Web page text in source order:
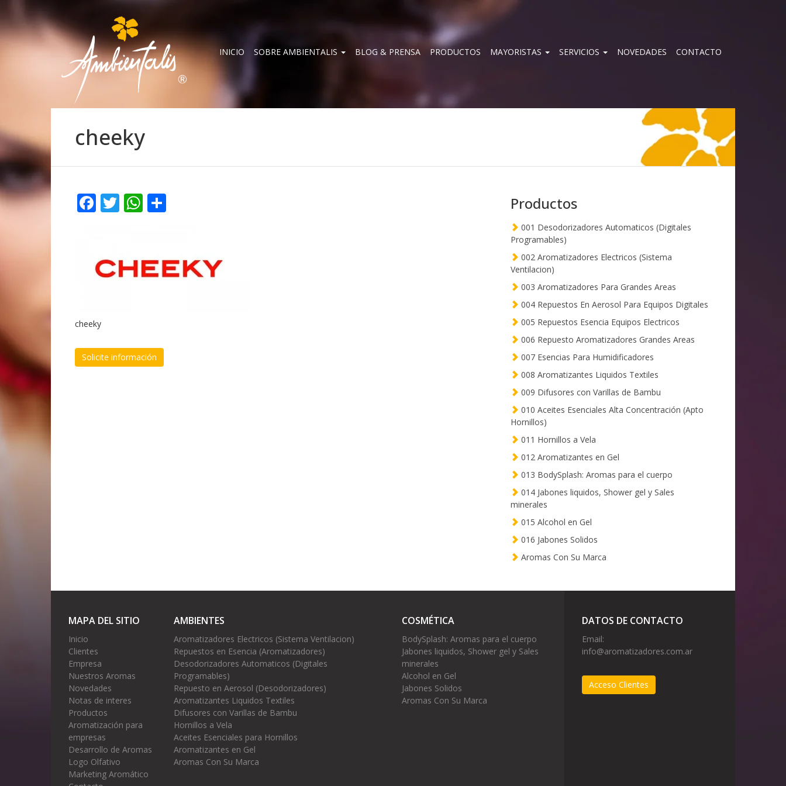
INICIO SOBRE AMBIENTALIS BLOG & PRENSA PRODUCTOS MAYORISTAS SERVICIOS NOVEDADES CONTACTO
cheeky
Facebook
TwitterWhatsApp
cheeky
Solicite información
Productos
001 Desodorizadores Automaticos (Digitales
Programables)
002 Aromatizadores Electricos (Sistema
Ventilacion)
003 Aromatizadores Para Grandes Areas
004 Repuestos En Aerosol Para Equipos Digitales
005 Repuestos Esencia Equipos Electricos
006 Repuesto Aromatizadores Grandes Areas
007 Esencias Para Humidificadores
008 Aromatizantes Liquidos Textiles
009 Difusores con Varillas de Bambu
010 Aceites Esenciales Alta Concentración (Apto
Hornillos)
011 Hornillos a Vela
012 Aromatizantes en Gel
013 BodySplash: Aromas para el cuerpo
014 Jabones liquidos, Shower gel y Sales
minerales
015 Alcohol en Gel
016 Jabones Solidos
Aromas Con Su Marca
MAPA DEL SITIO
Inicio
Clientes
Empresa
Nuestros Aromas
Novedades
Notas de interes
Productos
Aromatización para
empresas
Desarrollo de Aromas
Logo Olfativo
Marketing Aromático
AMBIENTES
Aromatizadores Electricos (Sistema Ventilacion)
Repuestos en Esencia (Aromatizadores)
Desodorizadores Automaticos (Digitales
Programables)
Repuesto en Aerosol (Desodorizadores)
Aromatizantes Liquidos Textiles
Difusores con Varillas de Bambu
Hornillos a Vela
Aceites Esenciales para Hornillos
Aromatizantes en Gel
Aromas Con Su Marca
COSMÉTICA
BodySplash: Aromas para el cuerpo
Jabones liquidos, Shower gel y Sales
minerales
Alcohol en Gel
Jabones Solidos
Aromas Con Su Marca
DATOS DE CONTACTO
Email:
info@aromatizadores.com.ar
Acceso Clientes